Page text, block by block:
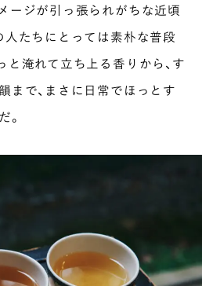
ージが引っ張られがちな近頃
人たちにとっては素朴な普段
と淹れて立ち上る香りから、す
まで、まさに日常でほっとす
。